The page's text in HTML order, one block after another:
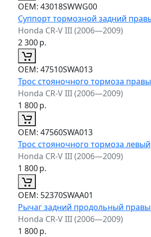
ОЕМ: 43018SWWG00
Суппорт тормозной задний
Honda CR-V III (2006—2009)
2 300р.
ОЕМ: 47510SWA013
Трос стояночного тормоза
Honda CR-V III (2006—2009)
1 800р.
ОЕМ: 47560SWA013
Трос стояночного тормоза левый
Honda CR-V III (2006—2009)
1 800р.
ОЕМ: 52370SWAA01
Рычаг задний продольный
Honda CR-V III (2006—2009)
1 800р.